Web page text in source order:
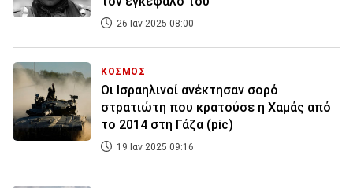
26 Ιαν 2025 08:00
ΚΟΣΜΟΣ
Οι Ισραηλινοί ανέκτησαν σορό
στρατιώτη που κρατούσε η Χαμάς από
το 2014 στη Γάζα (pic)
19 Ιαν 2025 09:16